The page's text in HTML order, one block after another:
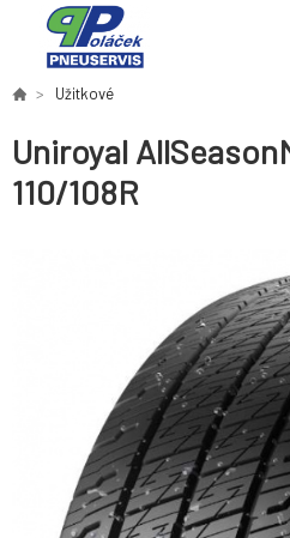
Užitkové
Uniroyal
110/108R